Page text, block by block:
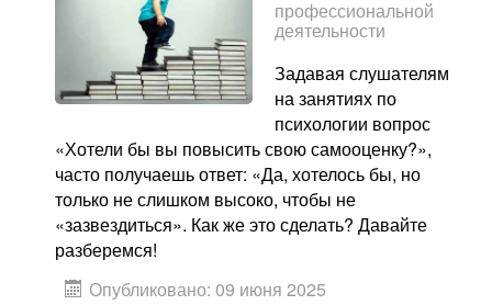
профессиональной
деятельности
Задавая слушателям
на занятиях по
психологии вопрос
«Хотели бы вы повысить свою самооценку?»,
часто получаешь ответ: «Да, хотелось бы, но
только не слишком высоко, чтобы не
«зазвездиться». Как же это сделать? Давайте
разберемся!
Опубликовано: 09 июня 2025